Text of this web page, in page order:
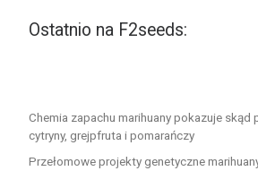
Ostatnio na F2seeds:
Chemia zapachu marihuany pokazuje skąd
cytryny, grejpfruta i pomarańczy
Przełomowe projekty genetyczne